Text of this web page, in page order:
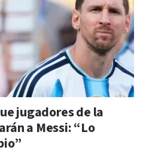
jugadores de la
a Messi: “Lo